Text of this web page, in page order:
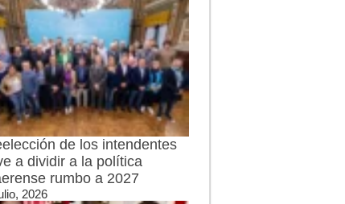
de los intendentes
a dividir a la política
rumbo a 2027
2026